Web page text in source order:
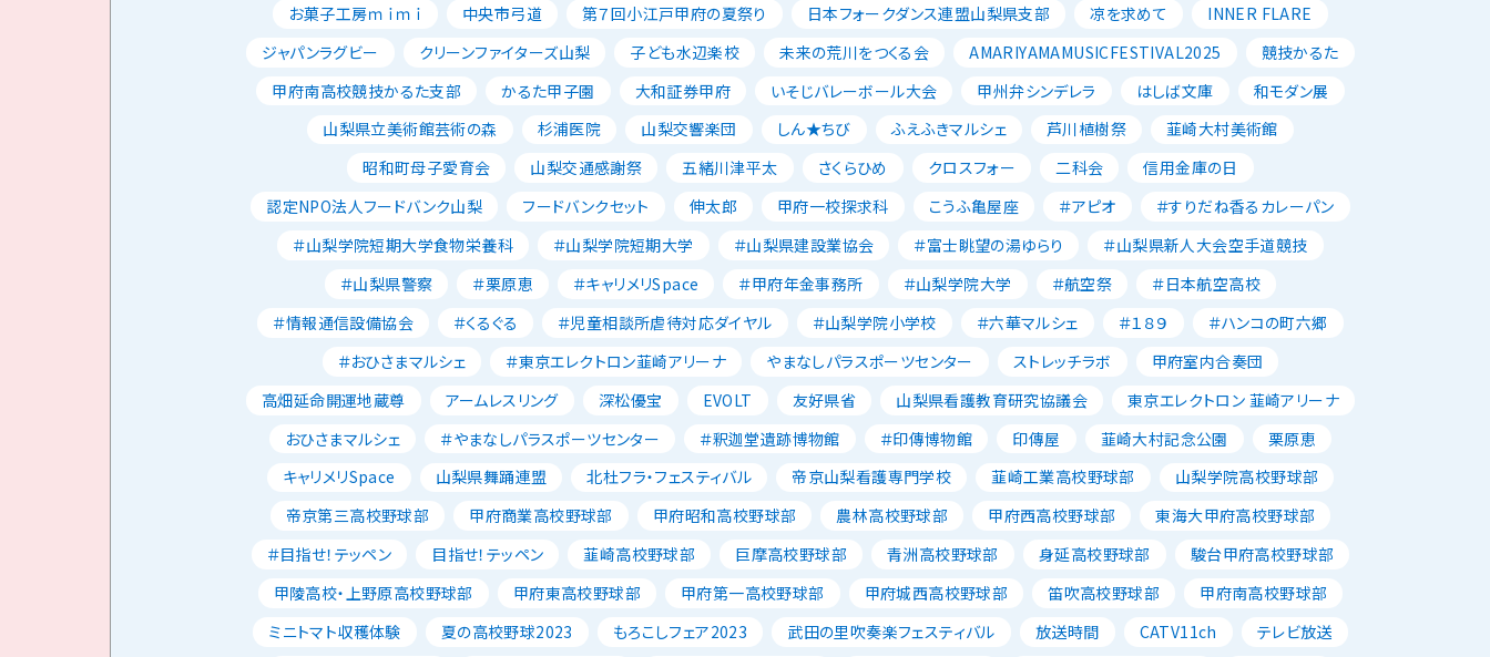
お菓子工房ｍｉｍｉ
中央市弓道 第７回小江戸甲府の夏祭り 日本フォークダンス連盟山梨県支部 凉を求めて
INNER FLARE
ジャパンラグビー
クリーンファイターズ山梨 子ども水辺楽校 未来の荒川をつくる会 AMARIYAMAMUSICFESTIVAL2025
競技かるた
甲府南高校競技かるた支部
かるた甲子園 大和証券甲府 いそじバレーボール大会 甲州弁シンデレラ はしば文庫
和モダン展
山梨県立美術館芸術の森
杉浦医院 山梨交響楽団 しん★ちび ふえふきマルシェ 芦川植樹祭
韮崎大村美術館
昭和町母子愛育会
山梨交通感謝祭 五緒川津平太 さくらひめ クロスフォー 二科会
信用金庫の日
認定NPO法人フードバンク山梨
フードバンクセット 伸太郎 甲府一校探求科 こうふ亀屋座 ＃アピオ
＃すりだね香るカレーパン
＃山梨学院短期大学食物栄養科
＃山梨学院短期大学 ＃山梨県建設業協会 ＃富士眺望の湯ゆらり
＃山梨県新人大会空手道競技
＃山梨県警察
＃栗原恵 ＃キャリメリSpace ＃甲府年金事務所 ＃山梨学院大学 ＃航空祭
＃日本航空高校
＃情報通信設備協会
＃くるぐる ＃児童相談所虐待対応ダイヤル ＃山梨学院小学校 ＃六華マルシェ ＃１８９
＃ハンコの町六郷
＃おひさまマルシェ
＃東京エレクトロン韮崎アリーナ やまなしパラスポーツセンター ストレッチラボ
甲府室内合奏団
高畑延命開運地蔵尊
アームレスリング 深松優宝 EVOLT 友好県省 山梨県看護教育研究協議会
東京エレクトロン 韮崎アリーナ
おひさまマルシェ
＃やまなしパラスポーツセンター ＃釈迦堂遺跡博物館 ＃印傳博物館 印傳屋 韮崎大村記念公園
栗原恵
キャリメリSpace
山梨県舞踊連盟 北杜フラ・フェスティバル 帝京山梨看護専門学校 韮崎工業高校野球部
山梨学院高校野球部
帝京第三高校野球部
甲府商業高校野球部 甲府昭和高校野球部 農林高校野球部 甲府西高校野球部
東海大甲府高校野球部
＃目指せ！テッペン
目指せ！テッペン 韮崎高校野球部 巨摩高校野球部 青洲高校野球部 身延高校野球部
駿台甲府高校野球部
甲陵高校・上野原高校野球部
甲府東高校野球部 甲府第一高校野球部 甲府城西高校野球部 笛吹高校野球部
甲府南高校野球部
ミニトマト収穫体験
夏の高校野球2023 もろこしフェア2023 武田の里吹奏楽フェスティバル 放送時間 CATV11ch
テレビ放送